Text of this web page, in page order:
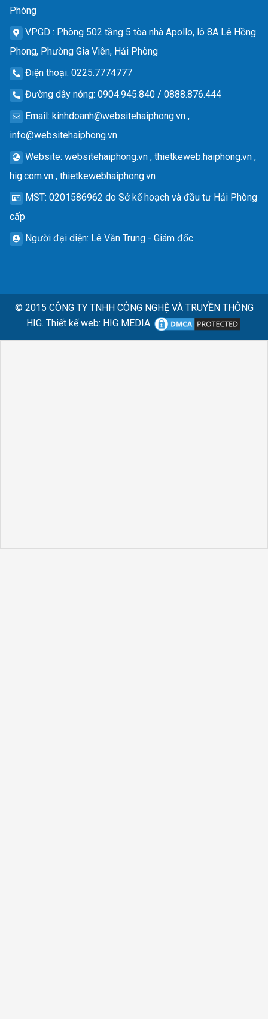
Phòng
VPGD : Phòng 502 tầng 5 tòa nhà Apollo, lô 8A Lê Hồng
Phong, Phường Gia Viên, Hải Phòng
Điện thoại: 0225.7774777
Đường dây nóng: 0904.945.840 / 0888.876.444
Email: kinhdoanh@websitehaiphong.vn ,
info@websitehaiphong.vn
Website: websitehaiphong.vn , thietkeweb.haiphong.vn ,
hig.com.vn , thietkewebhaiphong.vn
MST: 0201586962 do Sở kế hoạch và đầu tư Hải Phòng
cấp
Người đại diện: Lê Văn Trung - Giám đốc
© 2015 CÔNG TY TNHH CÔNG NGHỆ VÀ TRUYỀN THÔNG
HIG. Thiết kế web: HIG MEDIA